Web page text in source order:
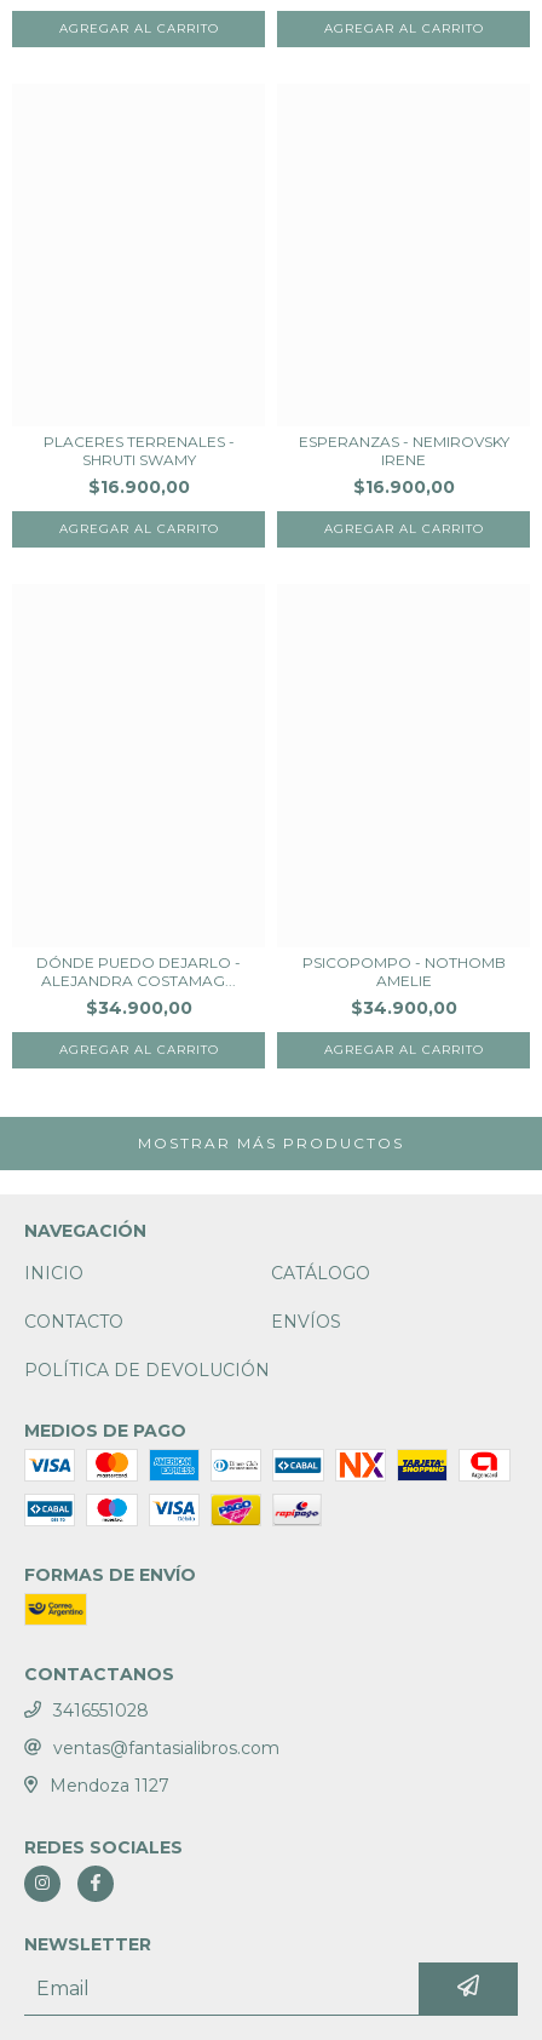
PLACERES TERRENALES -
SHRUTI SWAMY
$16.900,00
ESPERANZAS - NEMIROVSKY
IRENE
$16.900,00
DÓNDE PUEDO DEJARLO -
ALEJANDRA COSTAMAG...
$34.900,00
PSICOPOMPO - NOTHOMB
AMELIE
$34.900,00
MOSTRAR MÁS PRODUCTOS
NAVEGACIÓN
INICIO
CATÁLOGO
CONTACTO ENVÍOS
POLÍTICA DE DEVOLUCIÓN
MEDIOS DE PAGO
FORMAS DE ENVÍO
CONTACTANOS
3416551028
ventas@fantasialibros.com
Mendoza 1127
REDES SOCIALES
NEWSLETTER